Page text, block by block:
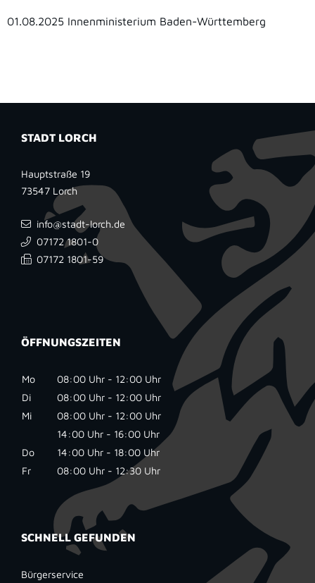
01.08.2025 Innenministerium Baden-Württemberg
STADT LORCH
Hauptstraße 19
73547 Lorch
info@stadt-lorch.de
07172 1801-0
07172 1801-59
ÖFFNUNGSZEITEN
Mo
08:00 Uhr - 12:00 Uhr
Di
08:00 Uhr - 12:00 Uhr
Mi
08:00 Uhr - 12:00 Uhr
14:00 Uhr - 16:00 Uhr
Do
14:00 Uhr - 18:00 Uhr
Fr
08:00 Uhr - 12:30 Uhr
SCHNELL GEFUNDEN
Bürgerservice